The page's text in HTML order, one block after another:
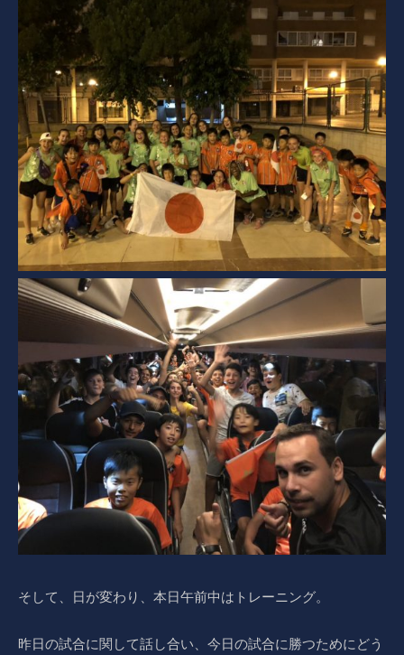
そして、日が変わり、本日午前中はトレーニング。
昨日の試合に関して話し合い、今日の試合に勝つためにどう